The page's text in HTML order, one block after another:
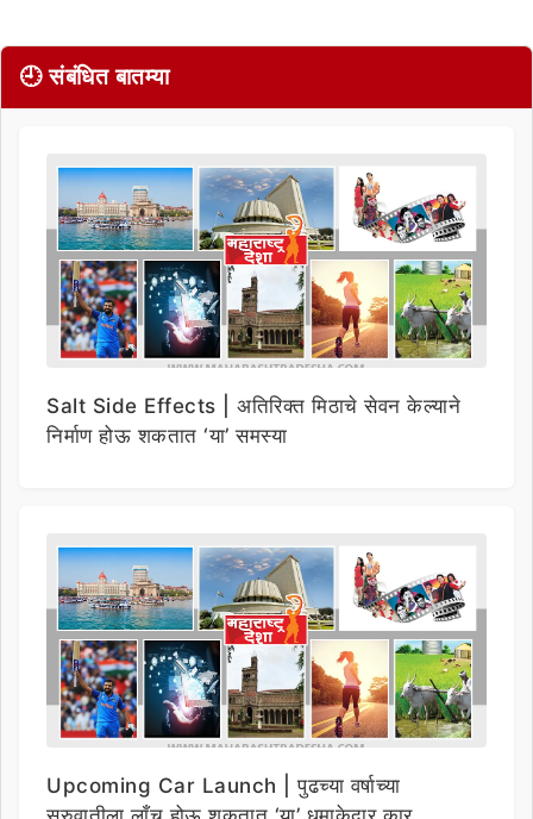
🕘 संबंधित बातम्या
Salt Side Effects | अतिरिक्त मिठाचे सेवन केल्याने
निर्माण होऊ शकतात ‘या’ समस्या
Upcoming Car Launch | पुढच्या वर्षाच्या